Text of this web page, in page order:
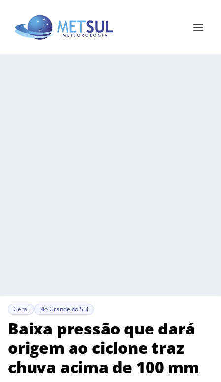
Geral Rio Grande do Sul
Baixa pressão que dará
origem ao ciclone traz
chuva acima de 100 mm